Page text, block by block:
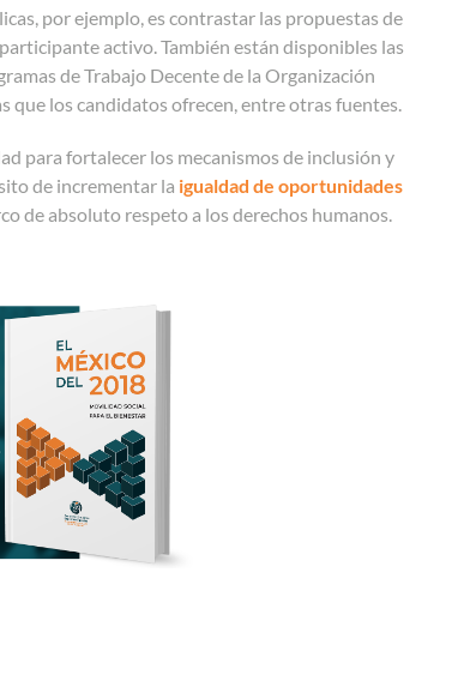
por ejemplo, es contrastar las propuestas de
activo. También están disponibles las
de Trabajo Decente de la Organización
que los candidatos ofrecen, entre otras fuentes.
para fortalecer los mecanismos de inclusión y
de incrementar la igualdad de oportunidades
de absoluto respeto a los derechos humanos.